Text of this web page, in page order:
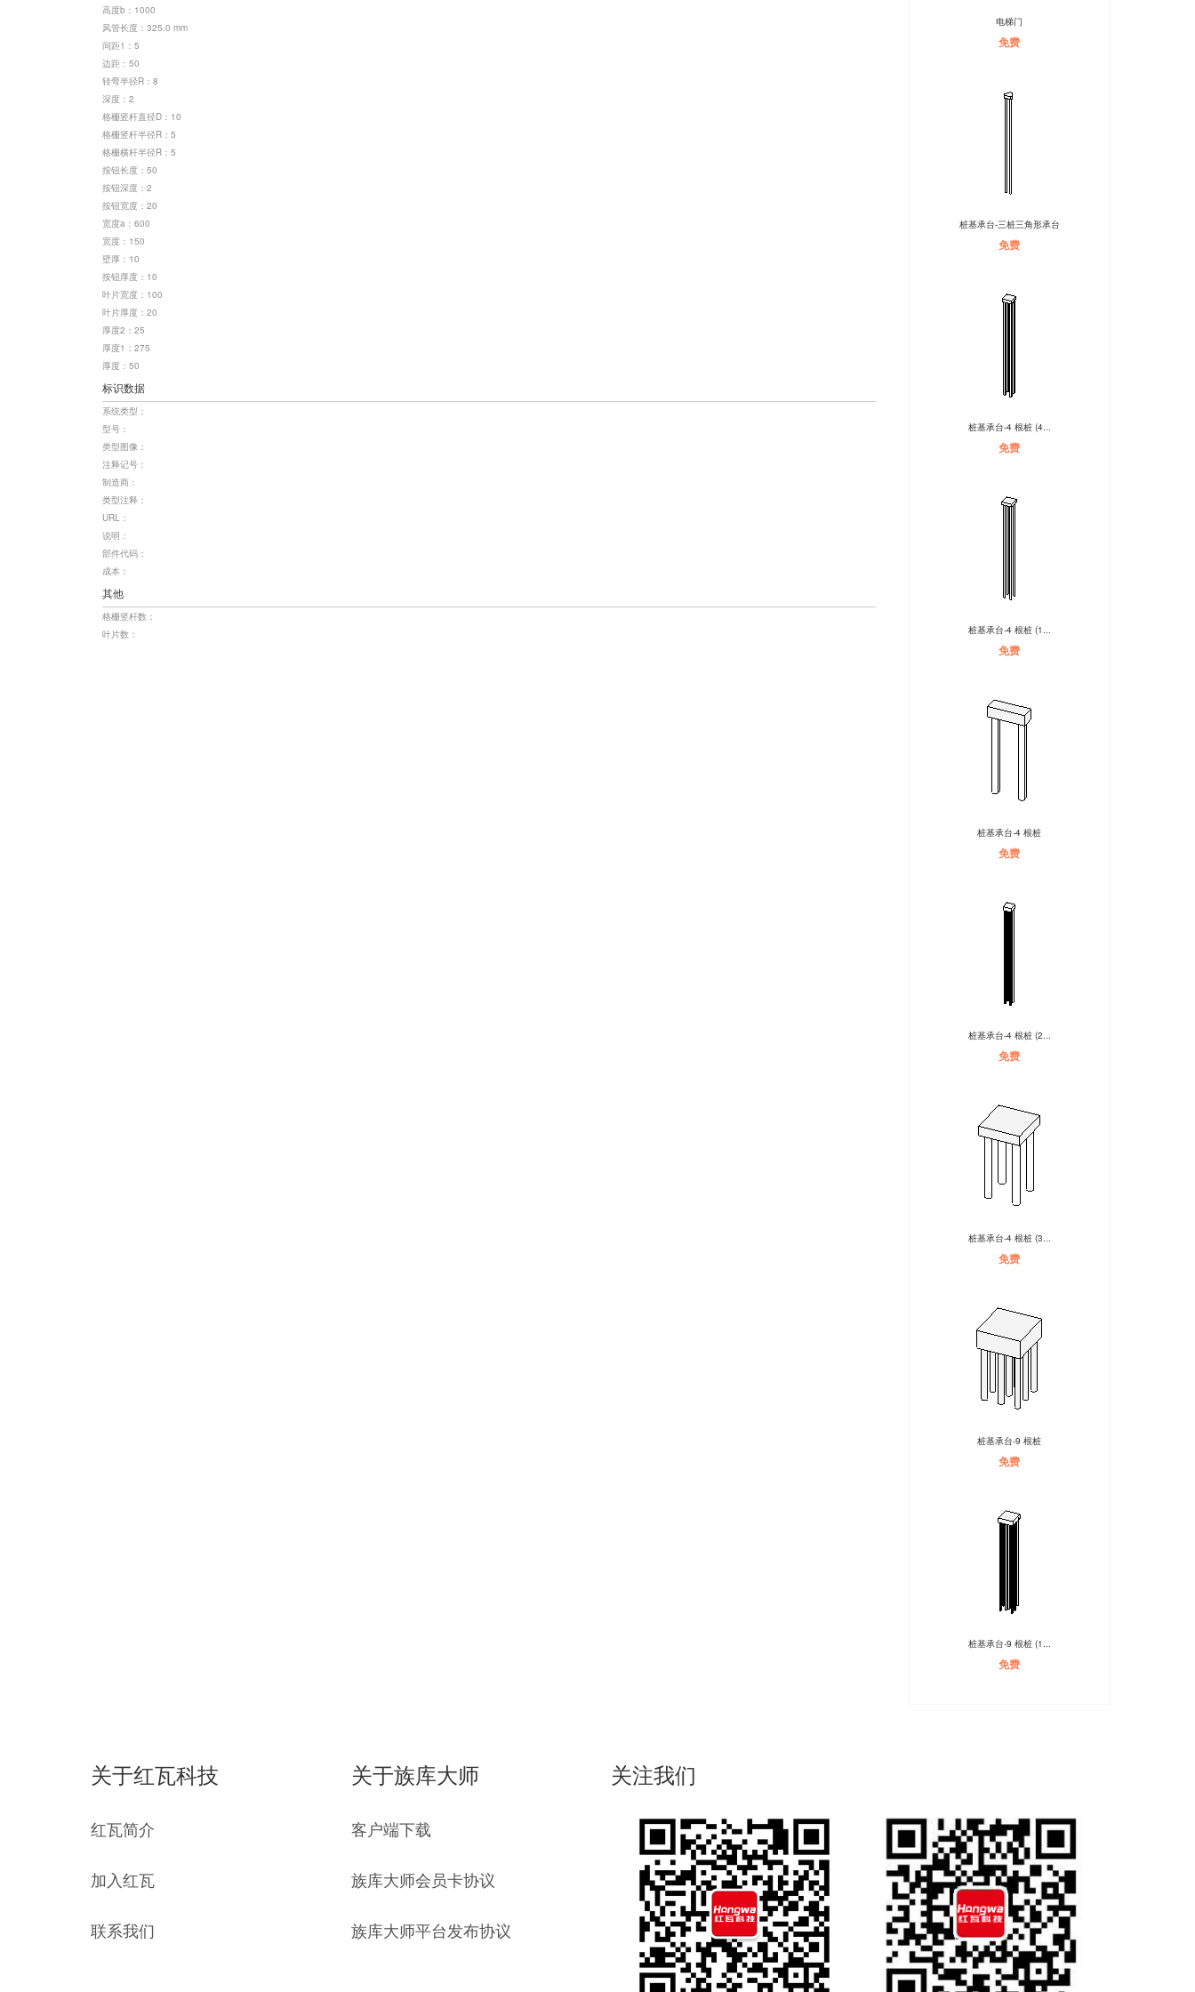
高度b：1000
风管长度：325.0 mm
间距1：5
边距：50
转弯半径R：8
深度：2
格栅竖杆直径D：10
格栅竖杆半径R：5
格栅横杆半径R：5
按钮长度：50
按钮深度：2
按钮宽度：20
宽度a：600
宽度：150
壁厚：10
按钮厚度：10
叶片宽度：100
叶片厚度：20
厚度2：25
厚度1：275
厚度：50
标识数据
系统类型：
型号：
类型图像：
注释记号：
制造商：
类型注释：
URL：
说明：
部件代码：
成本：
其他
格栅竖杆数：
叶片数：
电梯门
免费
桩基承台-三桩三角形承台
免费
桩基承台-4 根桩 (4...
免费
桩基承台-4 根桩 (1...
免费
桩基承台-4 根桩
免费
桩基承台-4 根桩 (2...
免费
桩基承台-4 根桩 (3...
免费
桩基承台-9 根桩
免费
桩基承台-9 根桩 (1...
免费
关于红瓦科技
红瓦简介
加入红瓦
联系我们
关于族库大师
客户端下载
族库大师会员卡协议
族库大师平台发布协议
关注我们